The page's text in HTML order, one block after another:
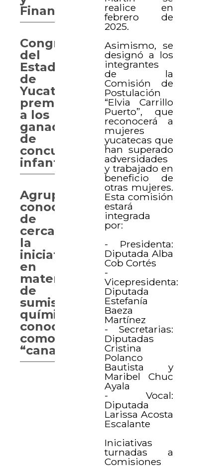
realice en
febrero de
2025.
Asimismo, se
designó a los
integrantes
de la
Comisión de
Postulación
“Elvia Carrillo
Puerto”, que
reconocerá a
mujeres
yucatecas que
han superado
adversidades
y trabajado en
beneficio de
otras mujeres.
Esta comisión
estará
integrada
por:
- Presidenta:
Diputada Alba
Cob Cortés
-
Vicepresidenta:
Diputada
Estefanía
Baeza
Martínez
- Secretarias:
Diputadas
Cristina
Polanco
Bautista y
Maribel Chuc
Ayala
- Vocal:
Diputada
Larissa Acosta
Escalante
Iniciativas
turnadas a
Comisiones
Finanzas
Congreso
del
Estado
de
Yucatán
premia
a los
ganadores
de
concurso
infantil
Agrupaciones
conocen
de
cerca
la
iniciativa
en
materia
de
sumisión
química
conocida
como
“canasteo”